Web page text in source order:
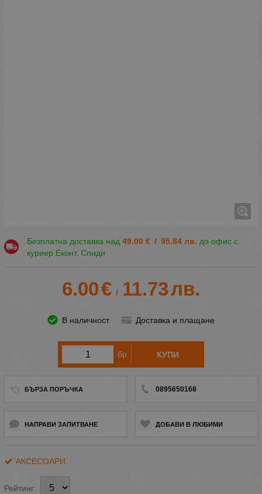
Безплатна доставка над 49.00 € / 95.84 лв. до офис с
куриер Еконт, Спиди
6.00€ / 11.73лв.
В наличност Доставка и плащане
бр КУПИ
БЪРЗА ПОРЪЧКА 0895650168
НАПРАВИ ЗАПИТВАНЕ ДОБАВИ В ЛЮБИМИ
АКСЕСОАРИ
Рейтинг: